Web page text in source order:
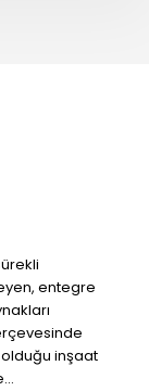
entegre
inşaat